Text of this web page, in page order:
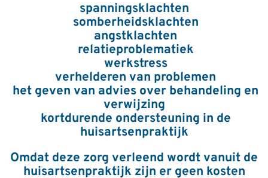
spanningsklachten
somberheidsklachten
angstklachten
relatieproblematiek
werkstress
verhelderen van problemen
het geven van advies over behandeling en
verwijzing
kortdurende ondersteuning in de
huisartsenpraktijk
Omdat deze zorg verleend wordt vanuit de
huisartsenpraktijk zijn er geen kosten